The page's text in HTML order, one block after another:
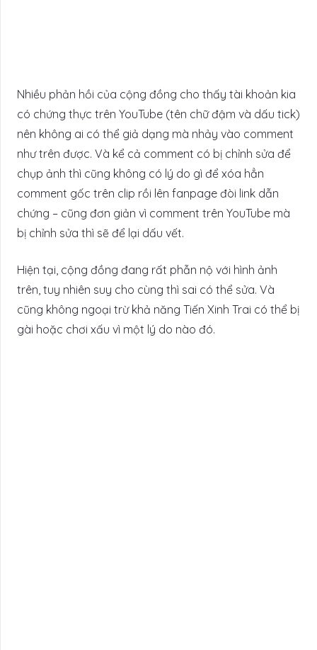
Nhiều phản hồi của cộng đồng cho thấy tài khoản kia
có chứng thực trên YouTube (tên chữ đậm và dấu tick)
nên không ai có thể giả dạng mà nhảy vào comment
như trên được. Và kể cả comment có bị chỉnh sửa để
chụp ảnh thì cũng không có lý do gì để xóa hẳn
comment gốc trên clip rồi lên fanpage đòi link dẫn
chứng – cũng đơn giản vì comment trên YouTube mà
bị chỉnh sửa thì sẽ để lại dấu vết.
Hiện tại, cộng đồng đang rất phẫn nộ với hình ảnh
trên, tuy nhiên suy cho cùng thì sai có thể sửa. Và
cũng không ngoại trừ khả năng Tiến Xinh Trai có thể bị
gài hoặc chơi xấu vì một lý do nào đó.